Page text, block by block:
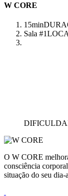
W CORE
15min
Sala #1
O W CORE
consciência
situação do seu dia-